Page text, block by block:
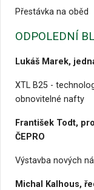
Přestávka na oběd
ODPOLEDNÍ
Lukáš Marek,
XTL B25 -
obnovitelné nafty
František Todt,
ČEPRO
Výstavba nových
Michal Kalhous,